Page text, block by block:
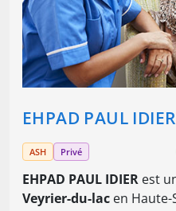
EHPAD PAUL IDIER
ASH Privé
EHPAD PAUL IDIER est
Veyrier-du-lac en